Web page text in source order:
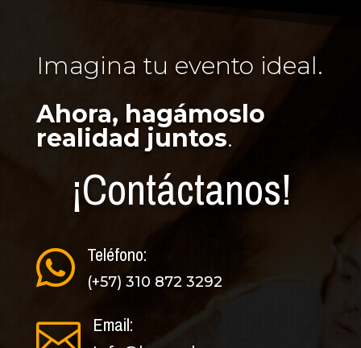
Imagina tu evento ideal.
Ahora, hagámoslo
realidad juntos.
¡Contáctanos!
 Teléfono:
(+57) 310 872 3292
 Email: